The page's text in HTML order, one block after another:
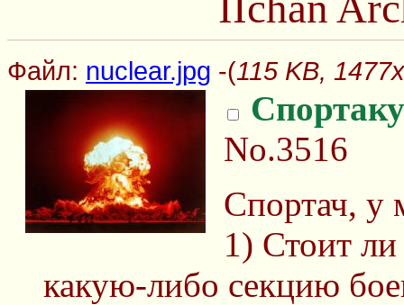
Файл: nuclear.jpg -(115 KB,
No.3516
Спортач, у
1) Стоит ли
какую-либо секцию